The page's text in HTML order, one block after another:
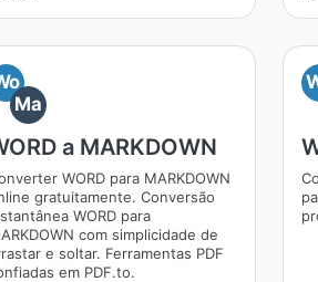
Ma
a MARKDOWN
WORD para MARKDOWN
gratuitamente. Conversão
WORD para
com simplicidade de
e soltar. Ferramentas PDF
em PDF.to.